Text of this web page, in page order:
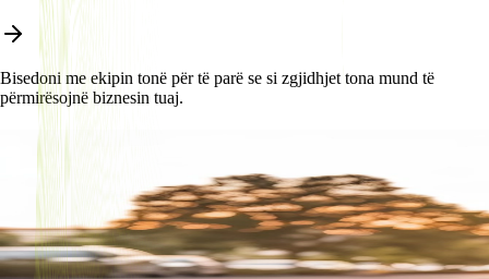
Bisedoni me ekipin tonë për të parë se si zgjidhjet tona mund të
përmirësojnë biznesin tuaj.